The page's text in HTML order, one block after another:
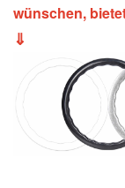
wünschen,
⇓